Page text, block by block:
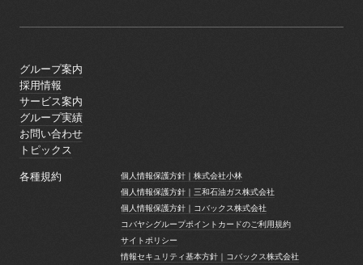
グループ案内
グループ案内
採用情報
採用情報
サービス案内
サービス案内
グループ実績
グループ実績
お問い合わせ
お問い合わせ
トピックス
各種規約
個人情報保護方針｜株式会社小林
個人情報保護方針｜株式会社小林
個人情報保護方針｜三和石油ガス株式会社
個人情報保護方針｜三和石油ガス株式会社
個人情報保護方針｜コバックス株式会社
個人情報保護方針｜コバックス株式会社
コバヤシグループポイントカードのご利用規約
コバヤシグループポイントカードのご利用規約
サイトポリシー
サイトポリシー
情報セキュリティ基本方針｜コバックス株式会社